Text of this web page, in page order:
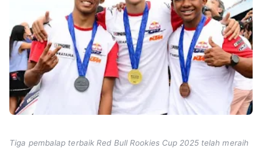
Tiga pembalap terbaik Red Bull Rookies Cup 2025 telah meraih